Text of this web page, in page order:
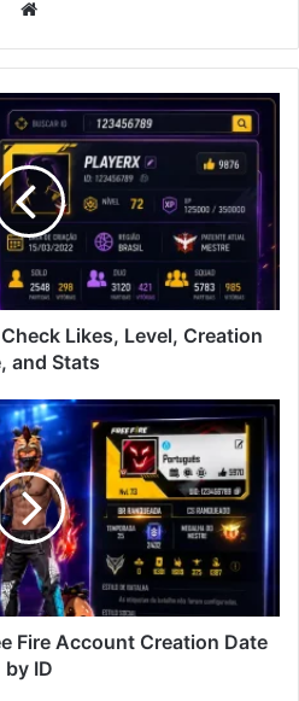
Likes, Level, Creation
and Stats
Fire Account Creation Date
by ID